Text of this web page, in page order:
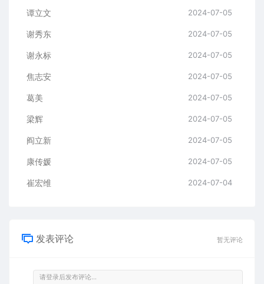
谭立文 2024-07-05
谢秀东 2024-07-05
谢永标 2024-07-05
焦志安 2024-07-05
葛美 2024-07-05
梁辉 2024-07-05
阎立新 2024-07-05
康传媛 2024-07-05
崔宏维 2024-07-04
发表评论 暂无评论